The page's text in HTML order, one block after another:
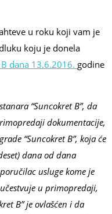
u roku koji vam je
koju je donela
dana 13.6.2016. godine
“Suncokret B”, da
dokumentacije,
“Suncokret B”, koja će
dana od dana
usluge kome je
u primopredaji,
B” je ovlašćen i da